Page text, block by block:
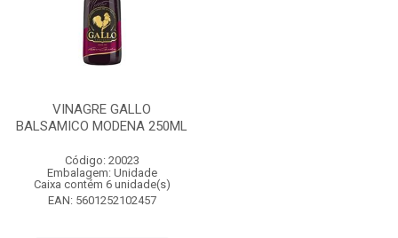
VINAGRE GALLO
BALSAMICO MODENA 250ML
Código: 20023
Embalagem: Unidade
Caixa contém 6 unidade(s)
EAN: 5601252102457